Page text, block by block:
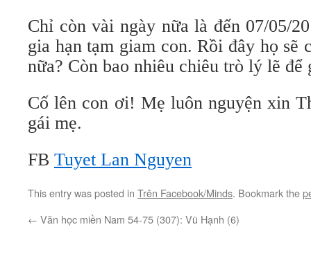
Chỉ còn vài ngày nữa là đến 07/05/
gia hạn tạm giam con. Rồi đây họ sẽ
nữa? Còn bao nhiêu chiêu trò lý lẽ để
Cố lên con ơi! Mẹ luôn nguyện xin
gái mẹ.
FB Tuyet Lan Nguyen
This entry was posted in Trên Facebook/Minds. Bookmark the
← Văn học miền Nam 54-75 (307): Vũ Hạnh (6)